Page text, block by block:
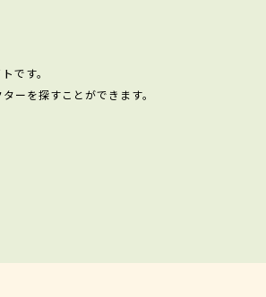
です。
ーを探すことができます。